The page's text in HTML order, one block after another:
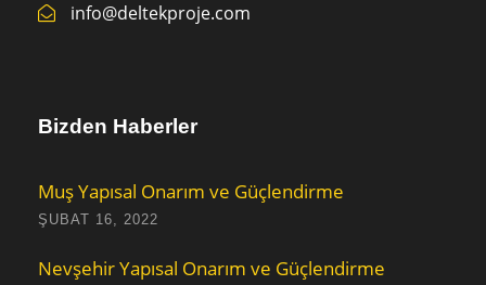
info@deltekproje.com
Bizden Haberler
Muş Yapısal Onarım ve Güçlendirme
ŞUBAT 16, 2022
Nevşehir Yapısal Onarım ve Güçlendirme